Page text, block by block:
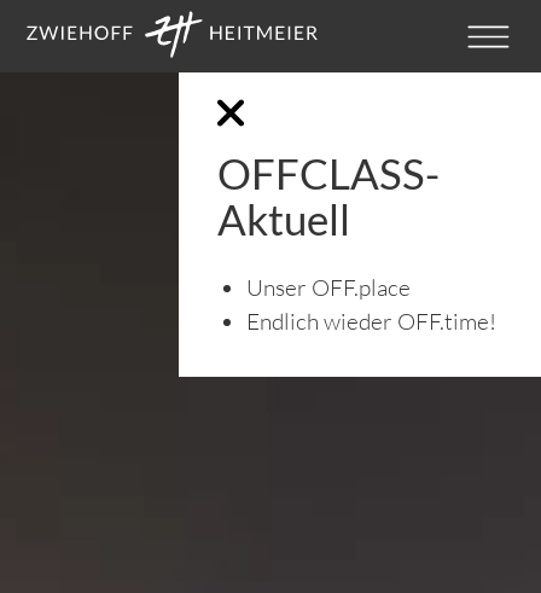
OFFCLASS-
Aktuell
Unser OFF.place
Endlich wieder OFF.time!